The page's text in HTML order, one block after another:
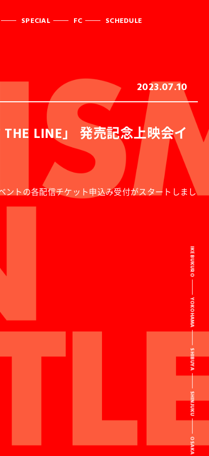
SPECIAL FC SCHEDULE
2023.07.10
LINE」 発売記念上映会イ
ントの各配信チケット申込み受付がスタートしまし
IKEBUKURO
YOKOHAMA
SHIBUYA
SHINJUKU
OSAKA